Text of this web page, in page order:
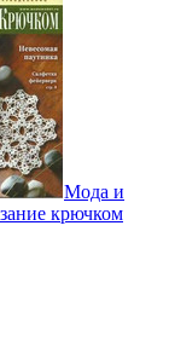
Мода и
крючком